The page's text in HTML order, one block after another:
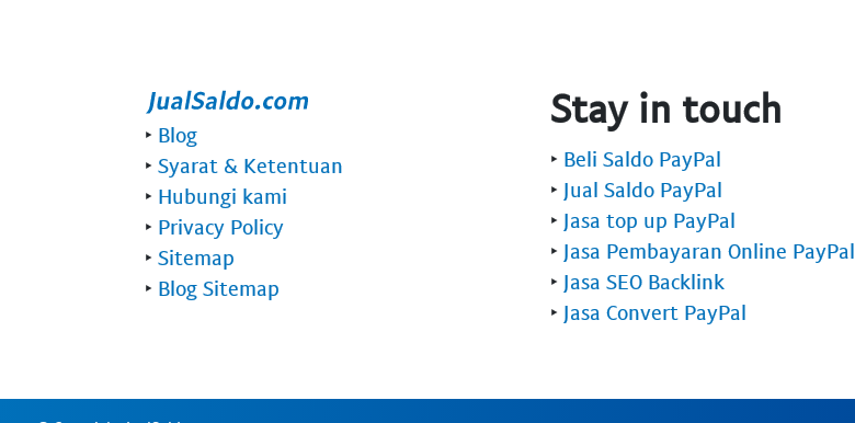
‣ Blog
‣ Syarat & Ketentuan
‣ Hubungi kami
‣ Privacy Policy
‣ Sitemap
‣ Blog Sitemap
Stay in touch
‣ Beli Saldo PayPal
‣ Jual Saldo PayPal
‣ Jasa top up PayPal
‣ Jasa Pembayaran Online PayPal
‣ Jasa SEO Backlink
‣ Jasa Convert PayPal